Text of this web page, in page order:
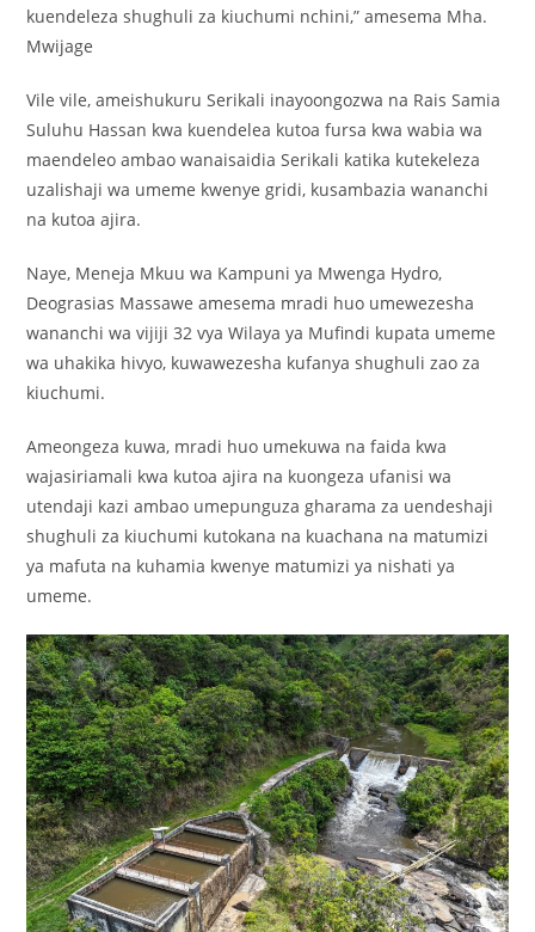
kuendeleza shughuli za kiuchumi nchini,” amesema Mha.
Mwijage
Vile vile, ameishukuru Serikali inayoongozwa na Rais Samia
Suluhu Hassan kwa kuendelea kutoa fursa kwa wabia wa
maendeleo ambao wanaisaidia Serikali katika kutekeleza
uzalishaji wa umeme kwenye gridi, kusambazia wananchi
na kutoa ajira.
Naye, Meneja Mkuu wa Kampuni ya Mwenga Hydro,
Deograsias Massawe amesema mradi huo umewezesha
wananchi wa vijiji 32 vya Wilaya ya Mufindi kupata umeme
wa uhakika hivyo, kuwawezesha kufanya shughuli zao za
kiuchumi.
Ameongeza kuwa, mradi huo umekuwa na faida kwa
wajasiriamali kwa kutoa ajira na kuongeza ufanisi wa
utendaji kazi ambao umepunguza gharama za uendeshaji
shughuli za kiuchumi kutokana na kuachana na matumizi
ya mafuta na kuhamia kwenye matumizi ya nishati ya
umeme.